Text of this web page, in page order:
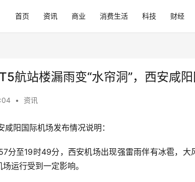
首页 资讯 商业 消费生活 科技 财经
航站楼漏雨变“水帘洞”，西安咸阳
• 资讯
咸阳国际机场发布情况说明：
分至19时49分，西安机场出现强雷雨伴有冰雹，
运行受到一定影响。